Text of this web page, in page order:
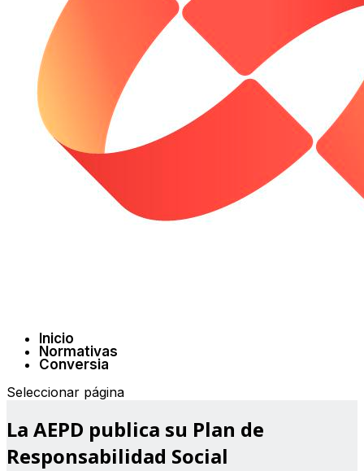
Inicio
Normativas
Conversia
Seleccionar página
La AEPD publica su Plan de
Responsabilidad Social